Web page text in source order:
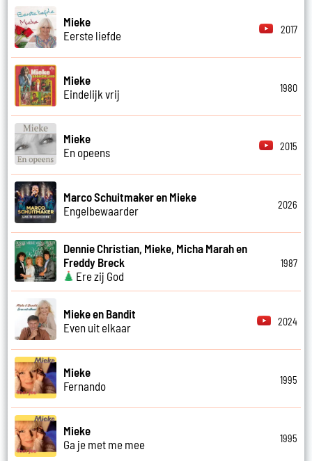
Mieke
Eerste liefde
2017
Mieke
Eindelijk vrij
1980
Mieke
En opeens
2015
Marco Schuitmaker en Mieke
Engelbewaarder
2026
Dennie Christian, Mieke, Micha Marah en
Freddy Breck
Ere zij God
1987
Mieke en Bandit
Even uit elkaar
2024
Mieke
Fernando
1995
Mieke
Ga je met me mee
1995